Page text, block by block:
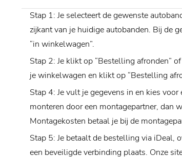
Stap 1: Je selecteert de gewenste
zijkant van je huidige autobanden. Bij de
“in winkelwagen”.
Stap 2: Je klikt op “Bestelling afronden”
je winkelwagen en klikt op “Bestelling
Stap 4: Je vult je gegevens in en kies
monteren door een montagepartner, dan
Montagekosten betaal je bij de
Stap 5: Je betaalt de bestelling via iDeal,
een beveiligde verbinding plaats. Onze